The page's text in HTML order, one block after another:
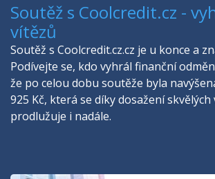
Soutěž s Coolcredit.cz -
vítězů
Soutěž s Coolcredit.cz.cz je u konce a
Podívejte se, kdo vyhrál finanční
že po celou dobu soutěže byla
925 Kč, která se díky dosažení skvělých
prodlužuje i nadále.